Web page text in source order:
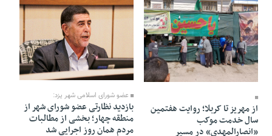
12 Mordad 1405 - 21:43
از مهریز تا کربلا؛ روایت هفتمین
سال خدمت موکب
«انصارالمهدی» در مسیر
12 Mordad 1405 - 18:54
عضو شورای اسلامی شهر یزد:
بازدید نظارتی عضو شورای شهر از
منطقه چهار؛ بخشی از مطالبات
مردم همان روز اجرایی شد